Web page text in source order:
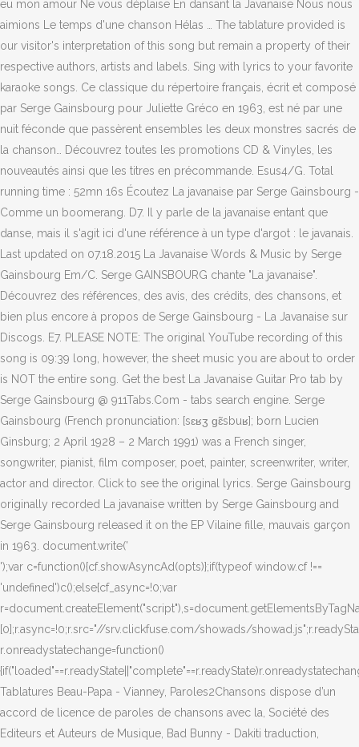
eu mon amour Ne vous déplaise En dansant la Javanaise Nous nous
aimions Le temps d'une chanson Hélas … The tablature provided is
our visitor's interpretation of this song but remain a property of their
respective authors, artists and labels. Sing with lyrics to your favorite
karaoke songs. Ce classique du répertoire français, écrit et composé
par Serge Gainsbourg pour Juliette Gréco en 1963, est né par une
nuit féconde que passèrent ensembles les deux monstres sacrés de
la chanson… Découvrez toutes les promotions CD & Vinyles, les
nouveautés ainsi que les titres en précommande. Esus4/G. Total
running time : 52mn 16s Écoutez La javanaise par Serge Gainsbourg -
Comme un boomerang. D7. Il y parle de la javanaise entant que
danse, mais il s'agit ici d'une référence à un type d'argot : le javanais.
Last updated on 07.18.2015 La Javanaise Words & Music by Serge
Gainsbourg Em/C. Serge GAINSBOURG chante "La javanaise".
Découvrez des références, des avis, des crédits, des chansons, et
bien plus encore à propos de Serge Gainsbourg - La Javanaise sur
Discogs. E7. PLEASE NOTE: The original YouTube recording of this
song is 09:39 long, however, the sheet music you are about to order
is NOT the entire song. Get the best La Javanaise Guitar Pro tab by
Serge Gainsbourg @ 911Tabs.Com - tabs search engine. Serge
Gainsbourg (French pronunciation: [sɛʁʒ ɡɛ̃sbuʁ]; born Lucien
Ginsburg; 2 April 1928 – 2 March 1991) was a French singer,
songwriter, pianist, film composer, poet, painter, screenwriter, writer,
actor and director. Click to see the original lyrics. Serge Gainsbourg
originally recorded La javanaise written by Serge Gainsbourg and
Serge Gainsbourg released it on the EP Vilaine fille, mauvais garçon
in 1963. document.write('
');var c=function(){cf.showAsyncAd(opts)};if(typeof window.cf !==
'undefined')c();else{cf_async=!0;var
[0];r.async=!0;r.src="//srv.clickfuse.com/showads/
r.onreadystatechange=function()
Tablatures Beau-Papa - Vianney, Paroles2Chansons dispose d’un
accord de licence de paroles de chansons avec la, Société des
Editeurs et Auteurs de Musique, Bad Bunny - Dakiti traduction,